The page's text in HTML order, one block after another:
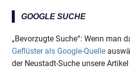
GOOGLE SUCHE
„Bevorzugte Suche“: Wenn man
Geflüster als Google-Quelle
der Neustadt-Suche unsere